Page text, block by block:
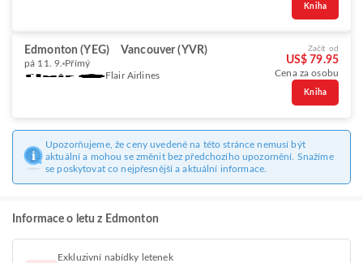
Kniha
Edmonton (YEG) Vancouver (YVR)
pá 11. 9. Přímý
Flair Airlines
Začít od
US$ 79.95
Cena za osobu
Kniha
Upozorňujeme, že ceny uvedené na této stránce nemusí být
aktuální a mohou se změnit bez předchozího upozornění. Snažíme
se poskytovat co nejpřesnější a aktuální informace.
Informace o letu z Edmonton
Exkluzivní nabídky letenek